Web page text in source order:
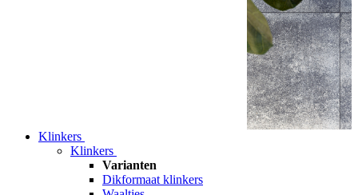
Klinkers
Klinkers
Varianten
Dikformaat klinkers